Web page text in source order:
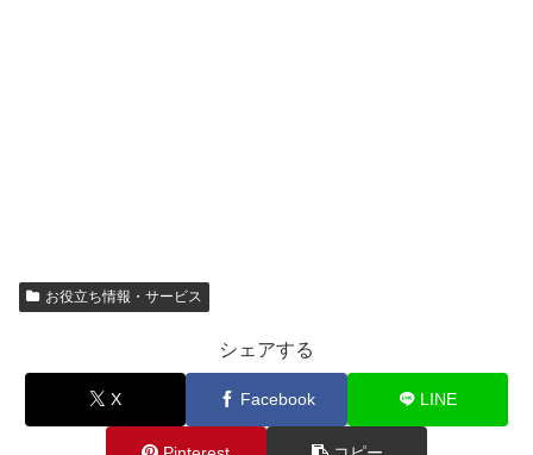
お役立ち情報・サービス
シェアする
X Facebook LINE